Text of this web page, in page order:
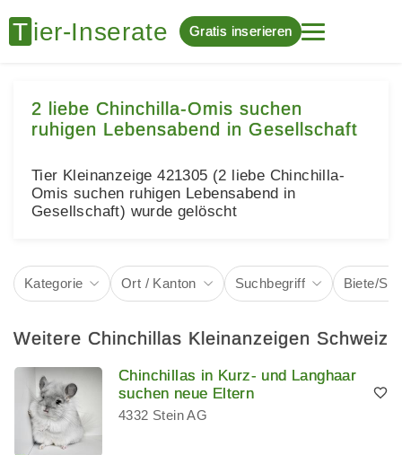
Gratis inserieren
2 liebe Chinchilla-Omis suchen
ruhigen Lebensabend in Gesellschaft
Tier Kleinanzeige 421305 (2 liebe Chinchilla-
Omis suchen ruhigen Lebensabend in
Gesellschaft) wurde gelöscht
Kategorie Ort / Kanton Suchbegriff Biete/
Weitere Chinchillas Kleinanzeigen Schweiz
Chinchillas in Kurz- und Langhaar
suchen neue Eltern
4332 Stein AG